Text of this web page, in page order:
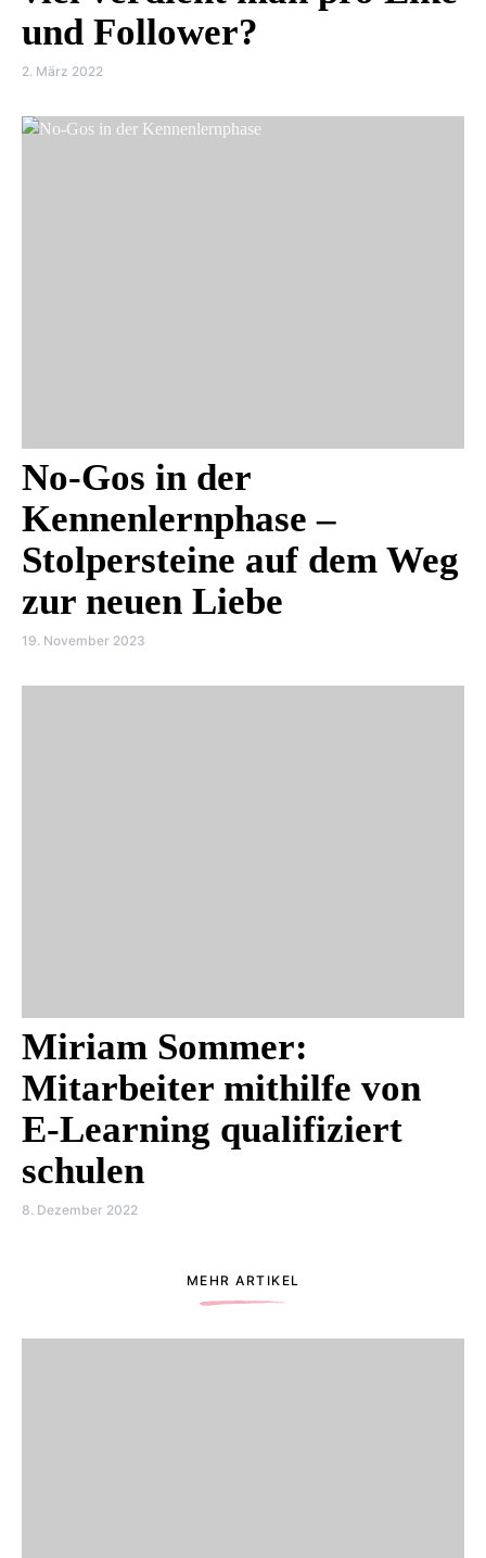
und Follower?
2. März 2022
No-Gos in der
Kennenlernphase –
Stolpersteine auf dem Weg
zur neuen Liebe
19. November 2023
Miriam Sommer:
Mitarbeiter mithilfe von
E-Learning qualifiziert
schulen
8. Dezember 2022
MEHR ARTIKEL